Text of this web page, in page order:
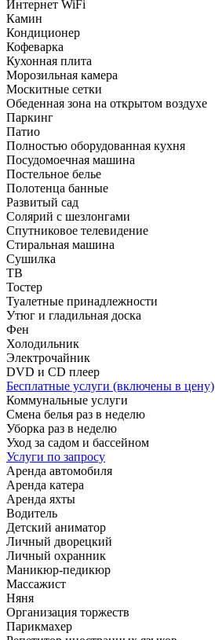
Интернет WiFi
Камин
Кондиционер
Кофеварка
Кухонная плита
Морозильная камера
Москитные сетки
Обеденная зона на открытом воздухе
Паркинг
Патио
Полностью оборудованная кухня
Посудомоечная машина
Постельное белье
Полотенца банные
Развитый сад
Солярий с шезлонгами
Спутниковое телевидение
Стиральная машина
Сушилка
ТВ
Тостер
Туалетные принадлежности
Утюг и гладильная доска
Фен
Холодильник
Электрочайник
DVD и CD плеер
Бесплатные услуги (включены в цену)
Коммунальные услуги
Смена белья раз в неделю
Уборка раз в неделю
Уход за садом и бассейном
Услуги по запросу
Аренда автомобиля
Аренда катера
Аренда яхты
Водитель
Детский аниматор
Личный дворецкий
Личный охранник
Маникюр-педикюр
Массажист
Няня
Организация торжеств
Парикмахер